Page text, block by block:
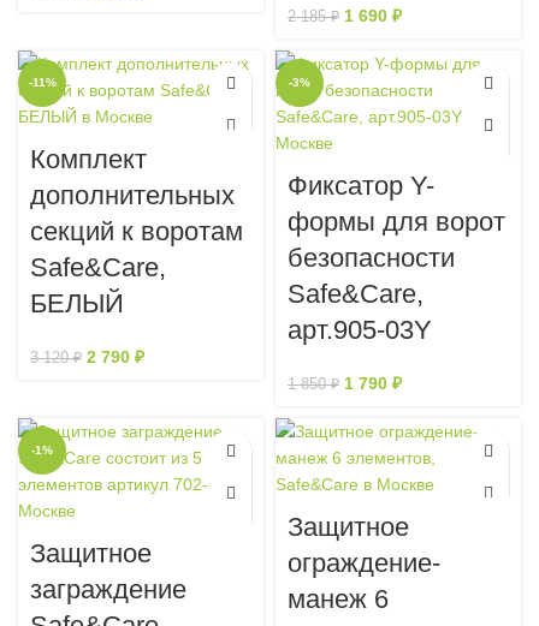
2 185₽ 1 690 ₽
-11%
Комплект
дополнительных
секций к воротам
Safe&Care,
БЕЛЫЙ
3 120₽ 2 790 ₽
-3%
Фиксатор Y-
формы для ворот
безопасности
Safe&Care,
арт.905-03Y
1 850₽ 1 790 ₽
-1%
Защитное
заграждение
Защитное
ограждение-
манеж 6